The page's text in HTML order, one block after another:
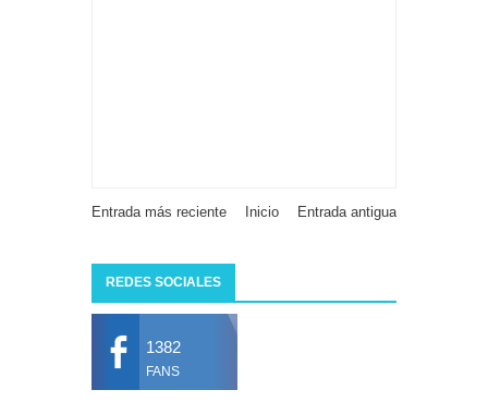
Entrada más reciente Entrada antigua
Inicio
REDES SOCIALES
1382
FANS